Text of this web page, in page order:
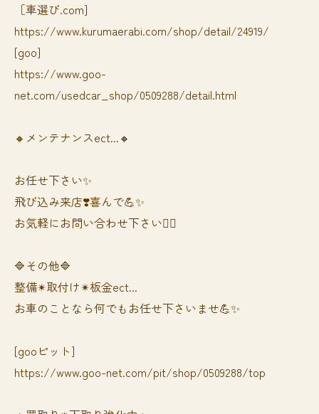
［車選び.com]
https://www.kurumaerabi.com/shop/detail/24919/
[goo]
https://www.goo-
net.com/usedcar_shop/0509288/detail.html
🔸メンテナンスect...🔸
お任せ下さい✨
飛び込み来店❣️喜んで💪✨
お気軽にお問い合わせ下さい🙆‍♀️
🔷その他🔷
整備✴︎取付け✴︎板金ect...
お車のことなら何でもお任せ下さいませ💪✨
[gooピット]
https://www.goo-net.com/pit/shop/0509288/top